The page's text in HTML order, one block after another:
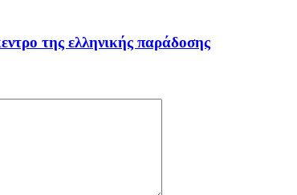
της ελληνικής παράδοσης